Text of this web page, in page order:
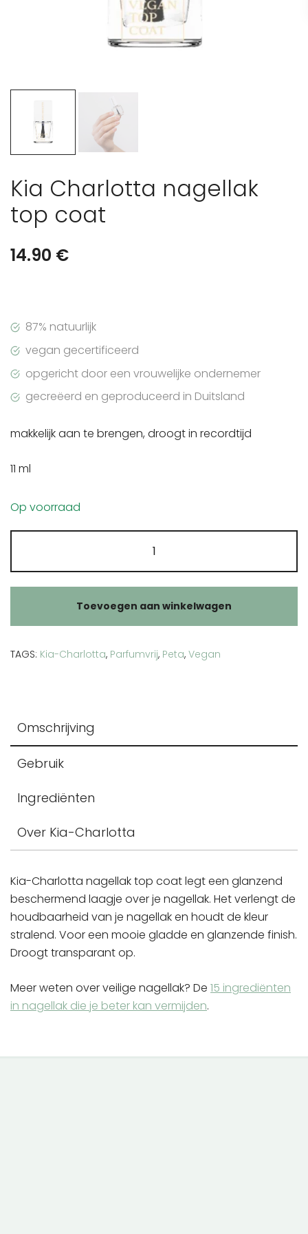
Kia Charlotta nagellak
top coat
14.90 €
87% natuurlijk
vegan gecertificeerd
opgericht door een vrouwelijke ondernemer
gecreëerd en geproduceerd in Duitsland
makkelijk aan te brengen, droogt in recordtijd
11 ml
Op voorraad
Charlotta
nagellak
coat
aantal
Toevoegen aan winkelwagen
TAGS: Kia-Charlotta, Parfumvrij, Peta, Vegan
Omschrijving
Gebruik
Ingrediënten
Over Kia-Charlotta
Kia-Charlotta nagellak top coat legt een glanzend
beschermend laagje over je nagellak. Het verlengt de
houdbaarheid van je nagellak en houdt de kleur
stralend. Voor een mooie gladde en glanzende finish.
Droogt transparant op.
Meer weten over veilige nagellak? De 15 ingrediënten
in nagellak die je beter kan vermijden.